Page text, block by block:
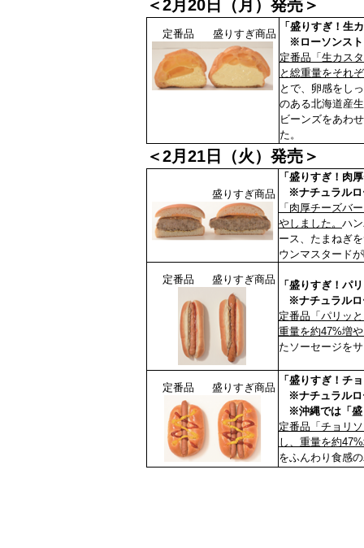
＜2月20日（月）発売＞
定番品 盛りすぎ商品
「盛りすぎ！生
※ローソンスト
定番品「生カス
と総重量をそれ
とで、卵感をし
のある北海道産
ビーンズをあわ
た。
＜2月21日（火）発売＞
盛りすぎ商品
「盛りすぎ！肉
※ナチュラルロ
「肉厚チーズバ
やしました。 ハ
ース、たまねぎ
ウンマスタード
定番品 盛りすぎ商品
「盛りすぎ！パ
※ナチュラルロ
定番品「パリッ
重量を約47%増
たソーセージを
定番品 盛りすぎ商品
「盛りすぎ！チ
※ナチュラルロ
※沖縄では「盛
定番品「チョリ
し、重量を約
をふんわり食感